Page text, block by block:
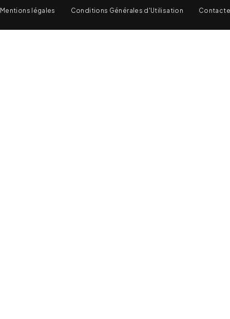
Mentions légales Conditions Générales d'Utilisation